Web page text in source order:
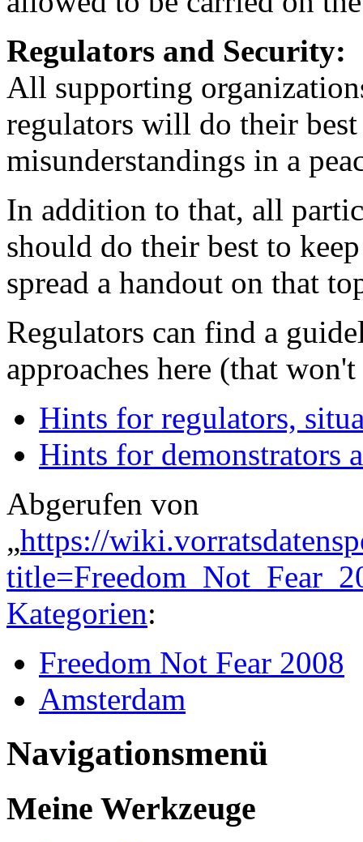
Regulators and Security:
All supporting
regulators will do their
misunderstandings in a
In addition to that, all
should do their best to
spread a handout on that
Regulators can find a
approaches here (that
Hints for regulators,
Hints for demonstrators
Abgerufen von
„https://
Kategorien:
Freedom Not Fear 2008
Amsterdam
Navigationsmenü
Meine Werkzeuge